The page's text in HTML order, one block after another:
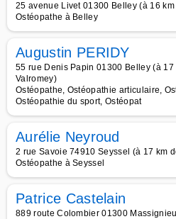
25 avenue Livet 01300 Belley (à 16
Ostéopathe à Belley
Augustin PERIDY
55 rue Denis Papin 01300 Belley (à
Valromey)
Ostéopathe, Ostéopathie articulaire,
Ostéopathie du sport, Ostéopat
Aurélie Neyroud
2 rue Savoie 74910 Seyssel (à 17 km
Ostéopathe à Seyssel
Patrice Castelain
889 route Colombier 01300